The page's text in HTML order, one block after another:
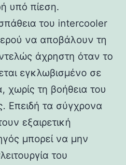
υπό πίεση.
του intercooler
να αποβάλουν τη
άχρηστη όταν το
εγκλωβισμένο σε
χωρίς τη βοήθεια του
Επειδή τα σύγχρονα
εξαιρετική
μπορεί να μην
του